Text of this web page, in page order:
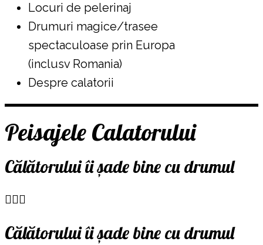
Locuri de pelerinaj
Drumuri magice/trasee
spectaculoase prin Europa
(inclusv Romania)
Despre calatorii
Peisajele Calatorului
Călătorului îi șade bine cu drumul
Călătorului îi șade bine cu drumul